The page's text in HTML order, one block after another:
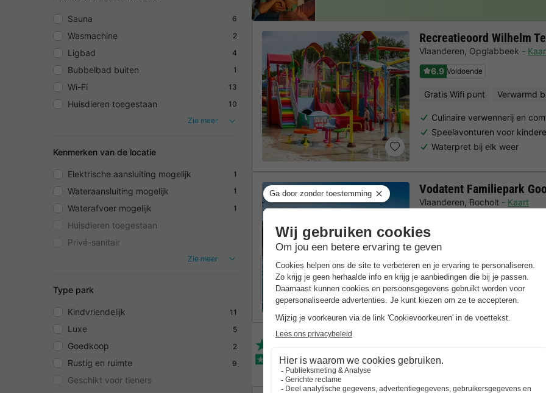
Sauna 6
Wasmachine 2
Ligbad 4
Bubbelbad buiten 1
Wi-Fi 13
Huisdieren toegestaan
10
Zie meer
Kenmerken van de locatie
Elektrische aansluiting mogelijk 1
Wateraansluiting mogelijk 1
Waterafvoer mogelijk 1
Huisdieren toegestaan
Privé-sanitair
Zie meer
Type park
Kindvriendelijk 11
Luxe 5
Goedkoop 2
Rustig en ruimte 9
Geschikt voor tieners
Recreatieoord Wilhelm
Vlaanderen, Opglabbeek
6.9 Voldoende
Gratis Wifi punt Verwarmd
Culinaire verwennerij en
Speelavonturen voor
Waterpret bij elk weer
Vodatent Familiepark
Vlaanderen, Bocholt
Kaart
Waterglijbanen
Uitgebreid sport- en
Gezinsvriendelijk met veel
midden in de natuur direct
Trustpilot beoordelingen
Al 10.064+ reizigers gingen je voor! — „Al vakantie bij